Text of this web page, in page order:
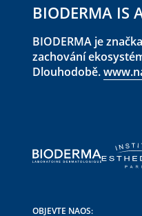
BIODERMA IS
BIODERMA je
zachování
Dlouhodobě.
OBJEVTE NAOS: